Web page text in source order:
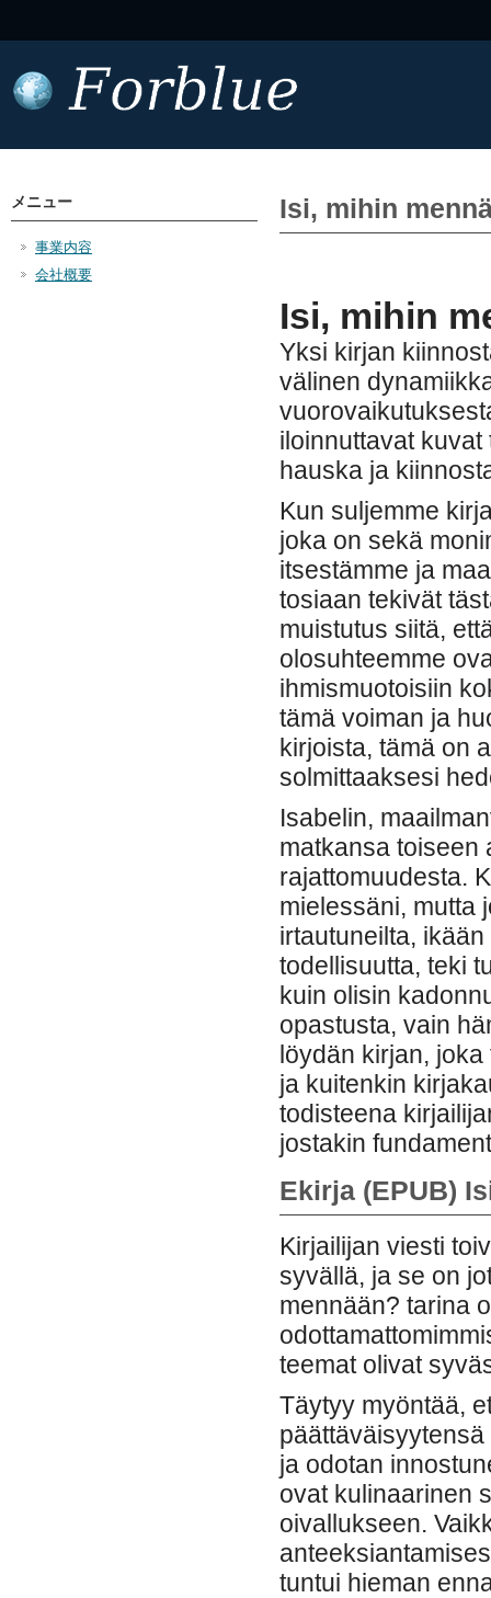
Isi, mihin
Isi, mihin
Yksi kirjan
välinen
iloinnuttavat
hauska ja
Kun suljemme
joka on sekä
itsestämme ja
tosiaan tekivät
muistutus siitä,
olosuhteemme
ihmismuotoisiin
tämä voiman ja
kirjoista, tämä on
solmittaaksesi
Isabelin,
matkansa toiseen
rajattomuudesta.
mielessäni, mutta
irtautuneilta,
todellisuutta, teki
kuin olisin
opastusta, vain
löydän kirjan,
ja kuitenkin
todisteena
jostakin
Ekirja (EPUB)
Kirjailijan viesti
syvällä, ja se on
mennään? tarina
teemat olivat
Täytyy myöntää,
ja odotan
ovat kulinaarinen
oivallukseen.
tuntui hieman
メニュー
事業内容
会社概要